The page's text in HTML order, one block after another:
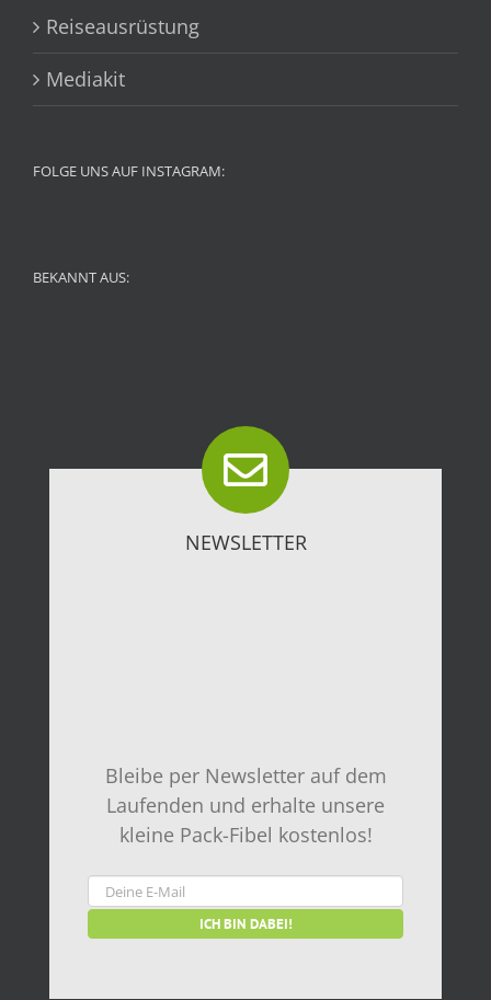
Reiseausrüstung
Mediakit
FOLGE UNS AUF INSTAGRAM:
BEKANNT AUS:
NEWSLETTER
Bleibe per Newsletter auf dem
Laufenden und erhalte unsere
kleine Pack-Fibel kostenlos!